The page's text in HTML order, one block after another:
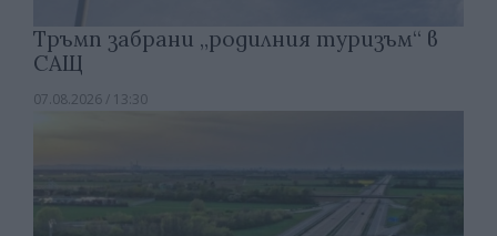
Тръмп забрани „родилния туризъм“ в
САЩ
07.08.2026 / 13:30